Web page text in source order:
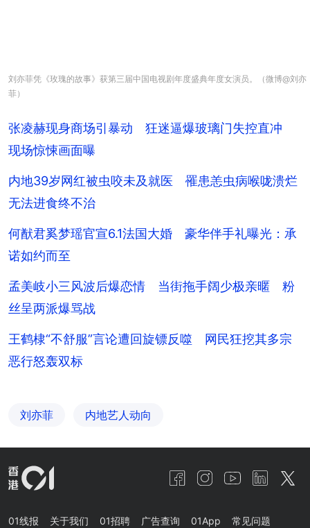
刘亦菲凭《玫瑰的故事》获第三届中国电视剧年度盛典年度女演员。（微博@刘亦
菲）
张凌赫现身商场引暴动 狂迷逼爆玻璃门失控直冲
现场惊悚画面曝
内地39岁网红被虫咬未及就医 罹患恙虫病喉咙溃烂
无法进食终不治
何猷君奚梦瑶官宣6.1法国大婚 豪华伴手礼曝光：承
诺如约而至
孟美岐小三风波后爆恋情 当街拖手阔少极亲暱 粉
丝呈两派爆骂战
王鹤棣“不舒服”言论遭回旋镖反噬 网民狂挖其多宗
恶行怒轰双标
刘亦菲 内地艺人动向
01线报 关于我们 01招聘 广告查询 01App 常见问题